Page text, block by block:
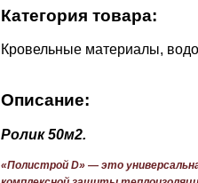
Категория товара:
Кровельные материалы,
Описание:
Ролик 50м2.
«Полистрой D» — это